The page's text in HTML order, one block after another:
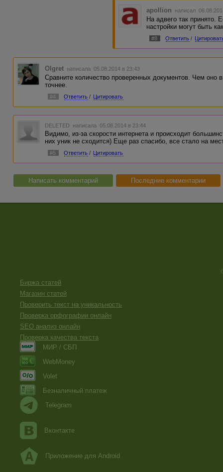
apollion написал
На адвего так принято.
настройки могут быть
#8 Ответить /
Olgret написала 05.08.2014 в 23:43
Сравните количество проверенных документов. Чем оно
точнее.
#4 Ответить / Цитировать
DELETED написала 05.08.2014 в 23:44
Видимо, из-за скорости интернета и происходит
них уник не сходится) Еще раз спасибо, все стало на
#5 Ответить / Цитировать
Написать комментарий Последние комментарии
Биржа статей
Магазин статей
Проверить текст на уникальность
Проверка орфографии онлайн
SEO анализ онлайн
Проверка качества текста
МИР / СБП
WebMoney
Volet
Безналичный платеж
Telegram
Вконтакте
Приложение для Android